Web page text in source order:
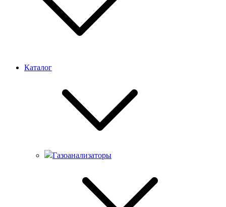
Каталог
Газоанализаторы